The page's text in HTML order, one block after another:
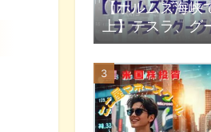
【ホルムズ海峡
上】テスラ、グ